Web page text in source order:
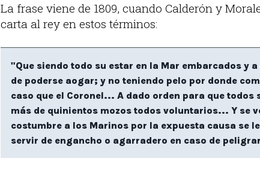
La frase viene de 1809, cuando Calderón y
carta al rey en estos términos:
"Que siendo todo su estar en la Mar embarcados y
de poderse aogar; y no teniendo pelo por donde
caso que el Coronel... A dado orden para que todos
más de quinientos mozos todos voluntarios... Y se
costumbre a los Marinos por la expuesta causa se
servir de engancho o agarradero en caso de